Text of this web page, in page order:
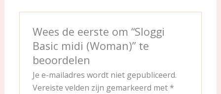
Wees de eerste om “Sloggi
Basic midi (Woman)” te
beoordelen
Je e-mailadres wordt niet gepubliceerd.
Vereiste velden zijn gemarkeerd met *